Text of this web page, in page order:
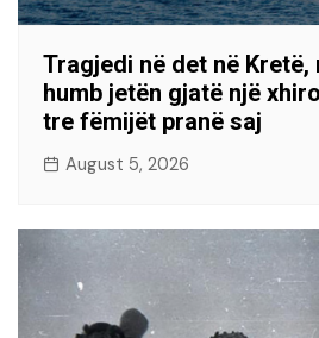
Tragjedi në det në Kretë,
humb jetën gjatë një
tre fëmijët pranë saj
August 5, 2026